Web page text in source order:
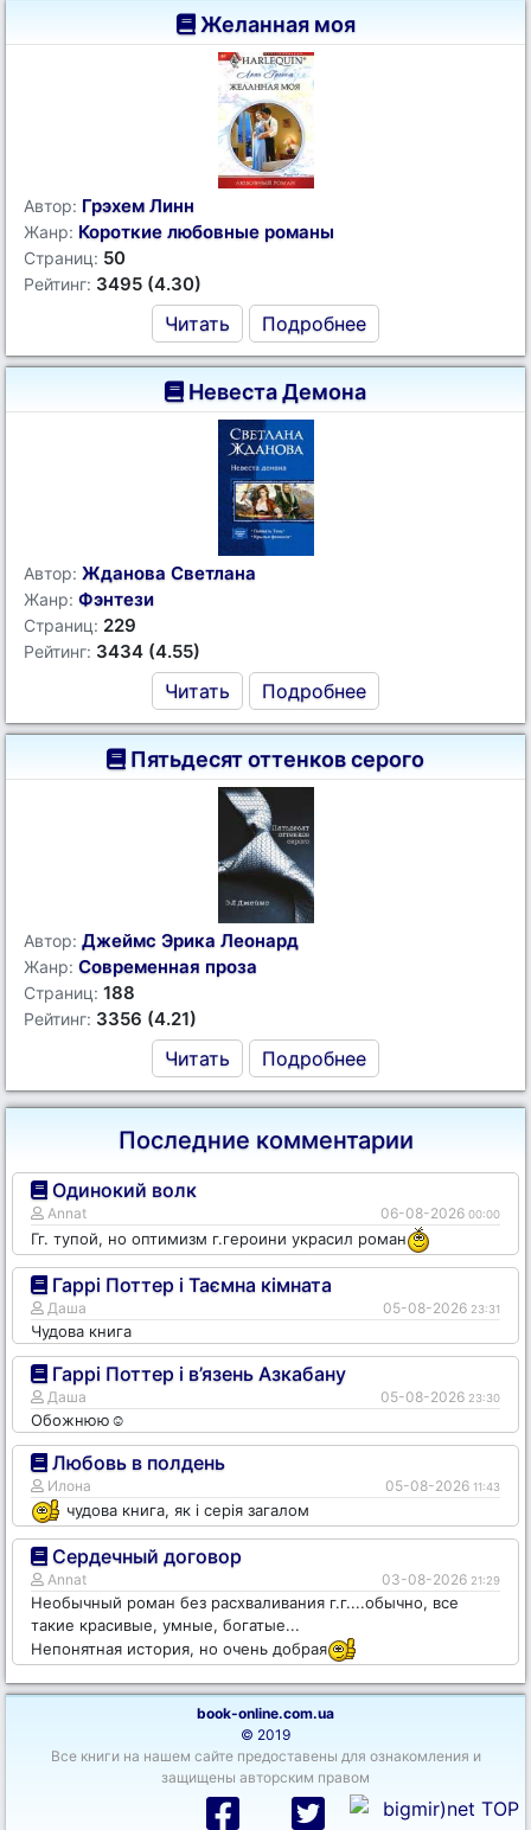
Желанная моя
Автор: Грэхем Линн
Жанр: Короткие любовные романы
Страниц: 50
Рейтинг: 3495 (4.30)
Читать Подробнее
Невеста Демона
Автор: Жданова Светлана
Жанр: Фэнтези
Страниц: 229
Рейтинг: 3434 (4.55)
Читать Подробнее
Пятьдесят оттенков серого
Автор: Джеймс Эрика Леонард
Жанр: Современная проза
Страниц: 188
Рейтинг: 3356 (4.21)
Читать Подробнее
Последние комментарии
Одинокий волк
Annat 06-08-2026 00:00
Гг. тупой, но оптимизм г.героини украсил роман
Гаррі Поттер і Таємна кімната
Даша 05-08-2026 23:31
Чудова книга
Гаррі Поттер і в’язень Азкабану
Даша 05-08-2026 23:30
Обожнюю☺️
Любовь в полдень
Илона 05-08-2026 11:43
чудова книга, як і серія загалом
Сердечный договор
Annat 03-08-2026 21:29
Необычный роман без расхваливания г.г....обычно, все
такие красивые, умные, богатые...
Непонятная история, но очень добрая
book-online.com.ua
© 2019
Все книги на нашем сайте предоставены для ознакомления и
защищены авторским правом